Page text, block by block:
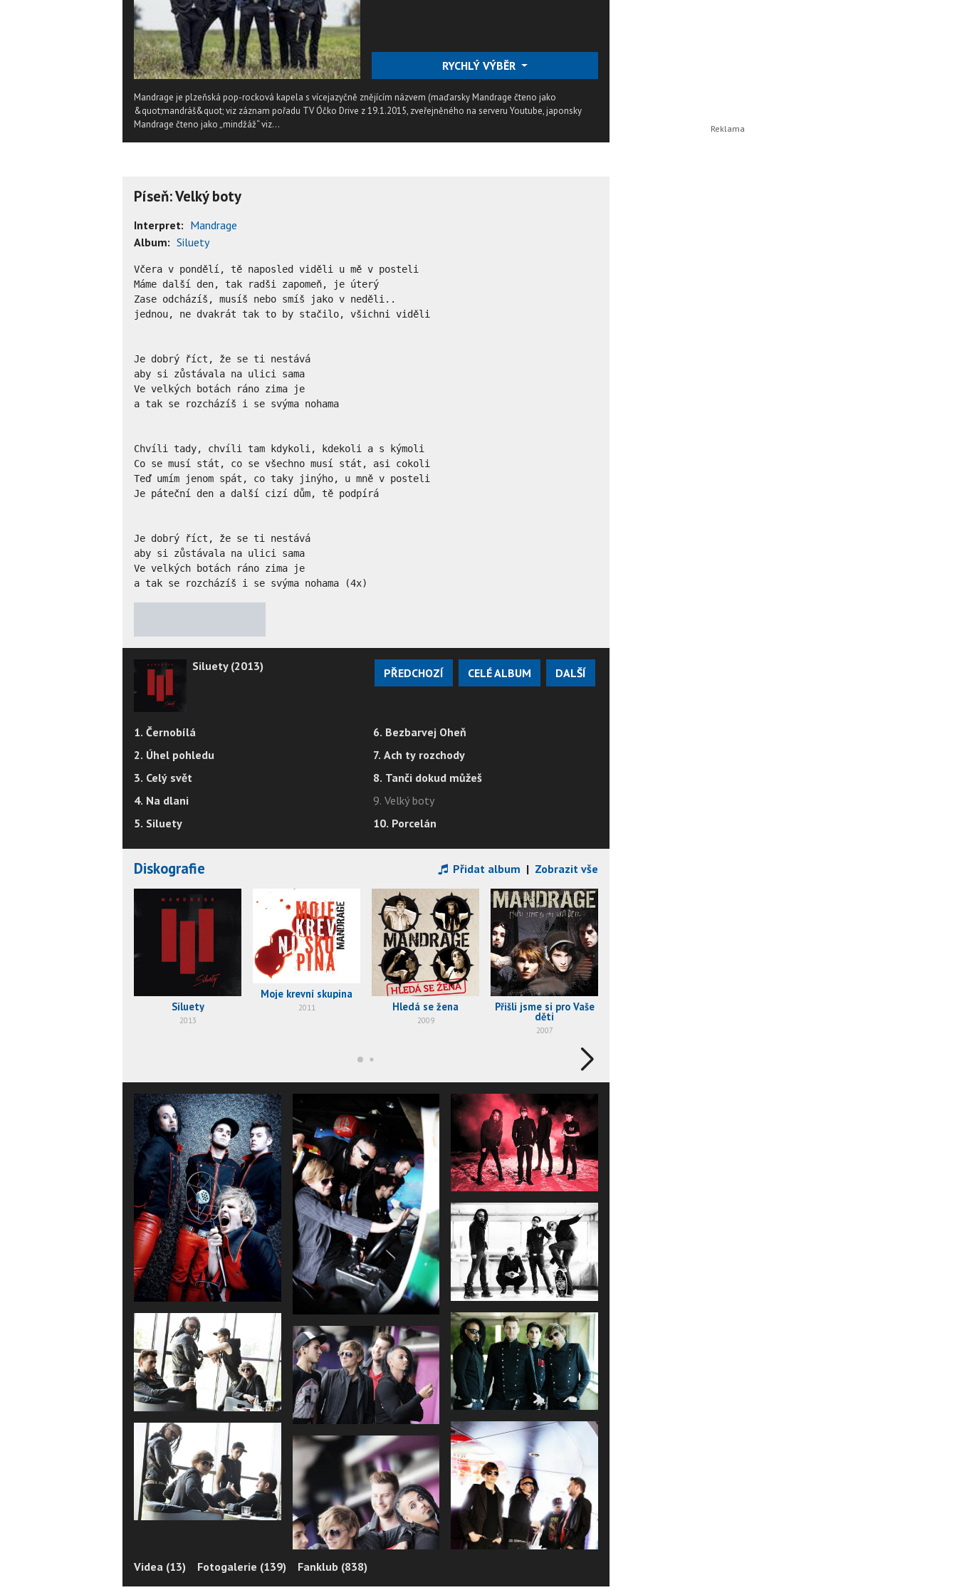
RYCHLÝ VÝBĚR
Mandrage je plzeňská pop-rocková kapela s vícejazyčně znějícím názvem (maďarsky Mandrage čteno jako
&quot;mandráš&quot; viz záznam pořadu TV Óčko Drive z 19.1.2015, zveřejněného na serveru Youtube, japonsky
Mandrage čteno jako „mindžáž“ viz...
Píseň: Velký boty
Interpret: Mandrage
Album: Siluety
Včera v pondělí, tě naposled viděli u mě v posteli
Máme další den, tak radši zapomeň, je úterý
Zase odcházíš, musíš nebo smíš jako v neděli..
jednou, ne dvakrát tak to by stačilo, všichni viděli
Je dobrý říct, že se ti nestává
aby si zůstávala na ulici sama
Ve velkých botách ráno zima je
a tak se rozcházíš i se svýma nohama
Chvíli tady, chvíli tam kdykoli, kdekoli a s kýmoli
Co se musí stát, co se všechno musí stát, asi cokoli
Teď umím jenom spát, co taky jinýho, u mně v posteli
Je páteční den a další cizí dům, tě podpírá
Je dobrý říct, že se ti nestává
aby si zůstávala na ulici sama
Ve velkých botách ráno zima je
a tak se rozcházíš i se svýma nohama (4x)
Siluety (2013) PŘEDCHOZÍ CELÉ ALBUM DALŠÍ
1. Černobílá
2. Úhel pohledu
3. Celý svět
4. Na dlani
5. Siluety
6. Bezbarvej Oheň
7. Ach ty rozchody
8. Tanči dokud můžeš
9. Velký boty
10. Porcelán
Diskografie Přidat album | Zobrazit vše
Siluety
2013
Moje krevní skupina
2011 Hledá se žena
2009
Přišli jsme si pro Vaše
děti
2007
Videa (13) Fotogalerie (139) Fanklub (838)